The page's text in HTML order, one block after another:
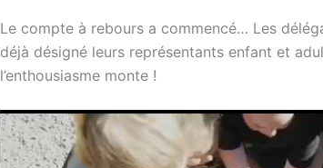
Le compte à rebours a commencé… Les
déjà désigné leurs représentants enfant et
l’enthousiasme monte !